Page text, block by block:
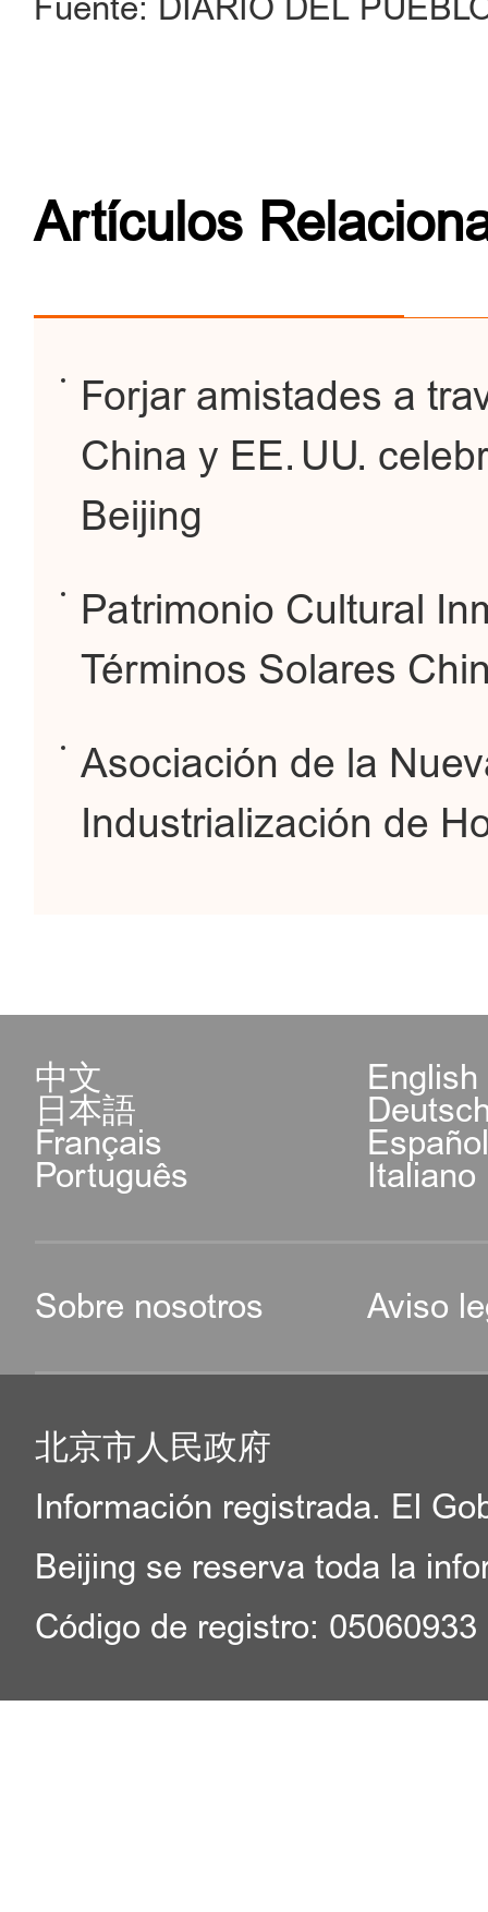
Artículos
Forjar amistades a
China y EE. UU.
Beijing
Patrimonio Cultural
Términos Solares
Asociación de la
Industrialización de
中文 English
日本語
Français
Português Italiano
Sobre nosotros Aviso
北京市人民政府
Información registrada. El
Beijing se reserva toda la
Código de registro: 05060933